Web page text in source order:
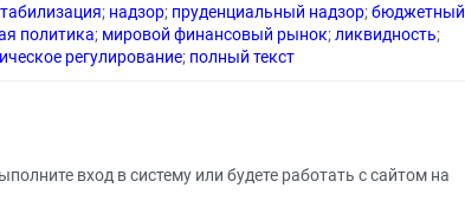
; надзор; пруденциальный надзор;бюджетный
политика; мировой финансовый рынок;ликвидность;
регулирование; полный текст
вход в систему или будете работать с сайтом на